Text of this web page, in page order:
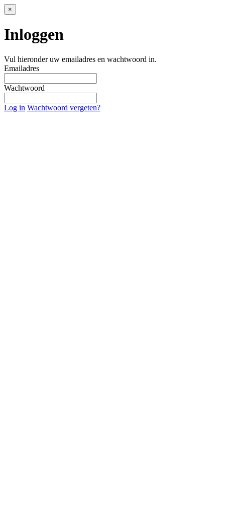
×
Inloggen
Vul hieronder uw emailadres en wachtwoord in.
Emailadres
Wachtwoord
Log in Wachtwoord vergeten?